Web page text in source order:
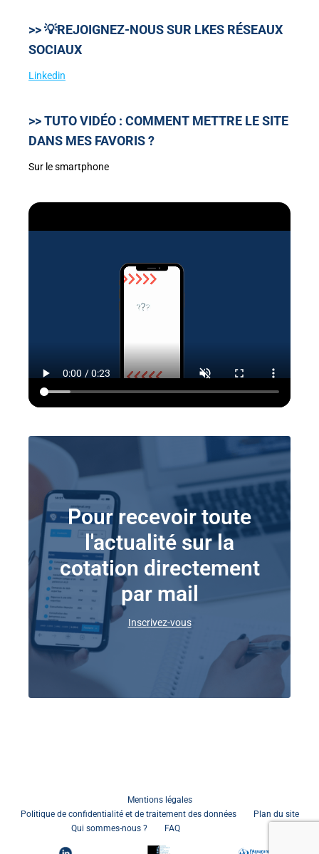
>> 💡REJOIGNEZ-NOUS SUR LKES RÉSEAUX
SOCIAUX
Linkedin
>> TUTO VIDÉO : COMMENT METTRE LE SITE
DANS MES FAVORIS ?
Sur le smartphone
Pour recevoir toute
l'actualité sur la
cotation directement
par mail
Inscrivez-vous
Mentions légales
Politique de confidentialité et de traitement des données
Plan du site
Qui sommes-nous ?
FAQ